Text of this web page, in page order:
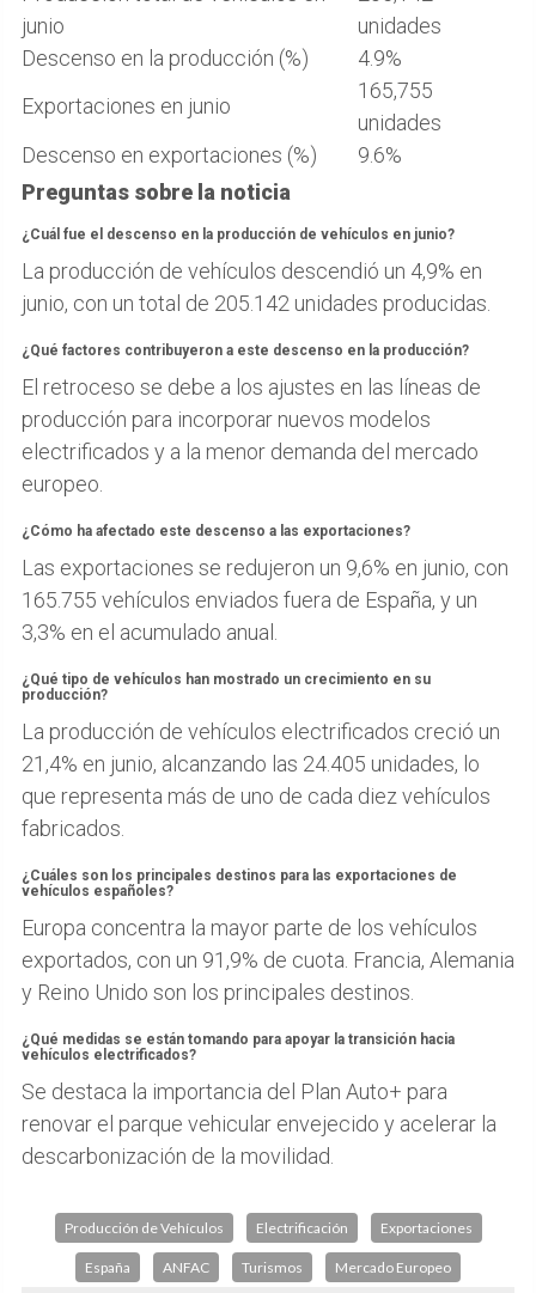
junio
unidades
Descenso en la producción (%)
4.9%
Exportaciones en junio
165,755
unidades
Descenso en exportaciones (%)
9.6%
Preguntas sobre la noticia
¿Cuál fue el descenso en la producción de vehículos en junio?
La producción de vehículos descendió un 4,9% en
junio, con un total de 205.142 unidades producidas.
¿Qué factores contribuyeron a este descenso en la producción?
El retroceso se debe a los ajustes en las líneas de
producción para incorporar nuevos modelos
electrificados y a la menor demanda del mercado
europeo.
¿Cómo ha afectado este descenso a las exportaciones?
Las exportaciones se redujeron un 9,6% en junio, con
165.755 vehículos enviados fuera de España, y un
3,3% en el acumulado anual.
¿Qué tipo de vehículos han mostrado un crecimiento en su
producción?
La producción de vehículos electrificados creció un
21,4% en junio, alcanzando las 24.405 unidades, lo
que representa más de uno de cada diez vehículos
fabricados.
¿Cuáles son los principales destinos para las exportaciones de
vehículos españoles?
Europa concentra la mayor parte de los vehículos
exportados, con un 91,9% de cuota. Francia, Alemania
y Reino Unido son los principales destinos.
¿Qué medidas se están tomando para apoyar la transición hacia
vehículos electrificados?
Se destaca la importancia del Plan Auto+ para
renovar el parque vehicular envejecido y acelerar la
descarbonización de la movilidad.
Producción de Vehículos Electrificación Exportaciones
España ANFAC Turismos Mercado Europeo